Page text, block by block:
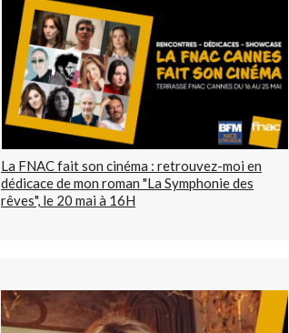
La FNAC fait son cinéma : retrouvez-moi en
dédicace de mon roman "La Symphonie des
rêves", le 20 mai à 16H